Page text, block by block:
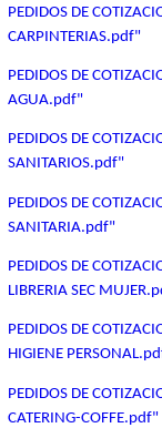
PEDIDOS DE
CARPINTERIAS.pdf"
PEDIDOS DE
AGUA.pdf"
PEDIDOS DE
SANITARIOS.pdf"
PEDIDOS DE
SANITARIA.pdf"
PEDIDOS DE
LIBRERIA SEC
PEDIDOS DE
HIGIENE
PEDIDOS DE
CATERING-COFFE.pdf"